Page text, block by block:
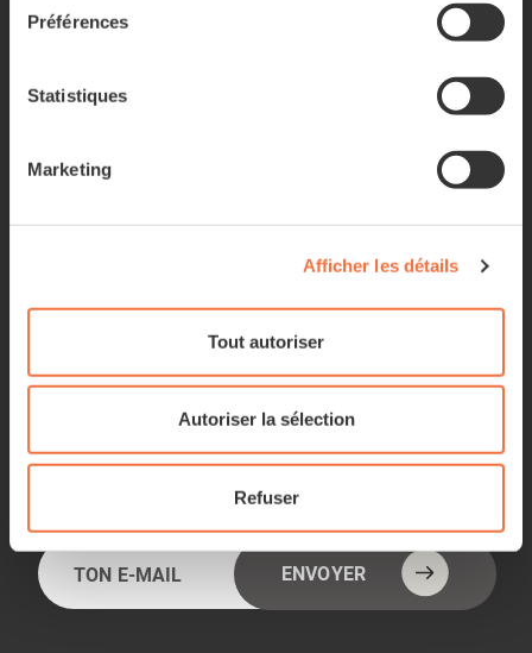
Préférences
Statistiques
Marketing
Afficher les détails
Tout autoriser
Autoriser la sélection
Refuser
NOS VÉLOS
VTT
Enfant
Atelier
Bike-fitting
NOS MAGASINS
Chablais
Valais
E-
mail
(Nécessaire)
ENVOYER
Alternative: